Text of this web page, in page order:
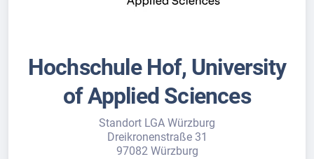
Hochschule Hof, University
of Applied Sciences
Standort LGA Würzburg
Dreikronenstraße 31
97082 Würzburg